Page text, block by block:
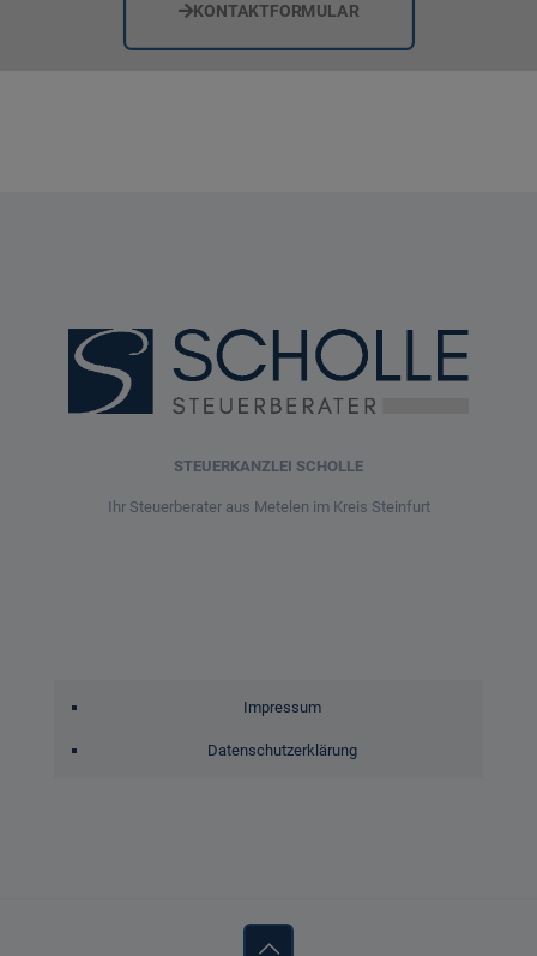
KONTAKTFORMULAR
STEUERKANZLEI SCHOLLE
Ihr Steuerberater aus Metelen im Kreis Steinfurt
Impressum
Datenschutzerklärung